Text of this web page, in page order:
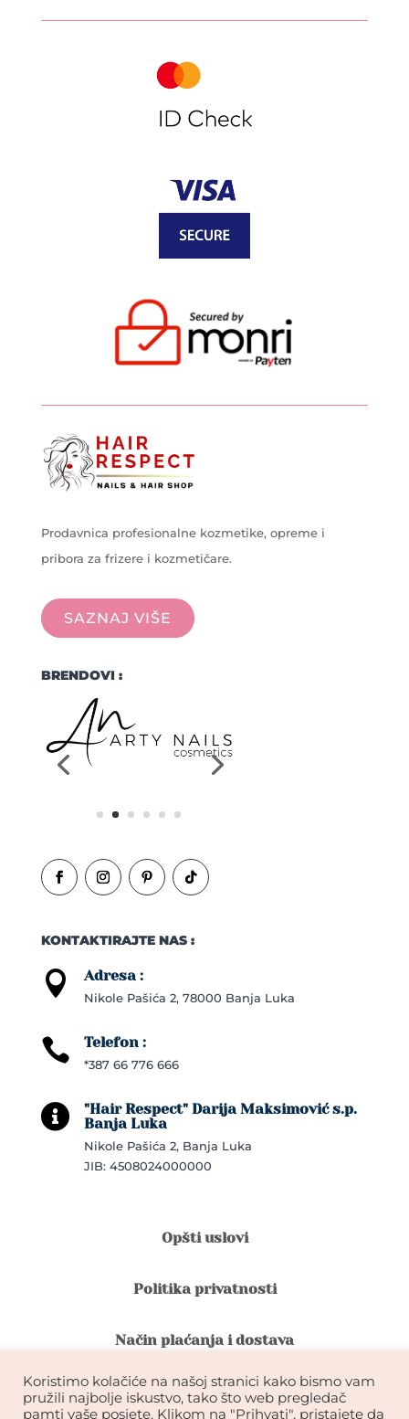
Prodavnica profesionalne kozmetike, opreme i
pribora za frizere i kozmetičare.
SAZNAJ VIŠE
BRENDOVI :
KONTAKTIRAJTE NAS :
 Adresa :
Nikole Pašića 2, 78000 Banja Luka
 Telefon :
*387 66 776 666

"Hair Respect" Darija Maksimović s.p.
Banja Luka
Nikole Pašića 2, Banja Luka
JIB: 4508024000000
Opšti uslovi
Politika privatnosti
Način plaćanja i dostava
Reklamacije i povrat robe
Koristimo kolačiće na našoj stranici kako bismo vam
pružili najbolje iskustvo, tako što web pregledač
pamti vaše posjete. Klikom na "Prihvati", pristajete da